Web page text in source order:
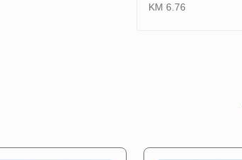
6.76 KM